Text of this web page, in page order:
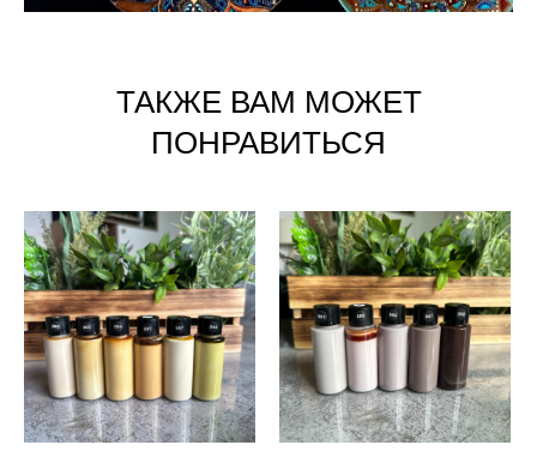
ТАКЖЕ ВАМ МОЖЕТ
ПОНРАВИТЬСЯ